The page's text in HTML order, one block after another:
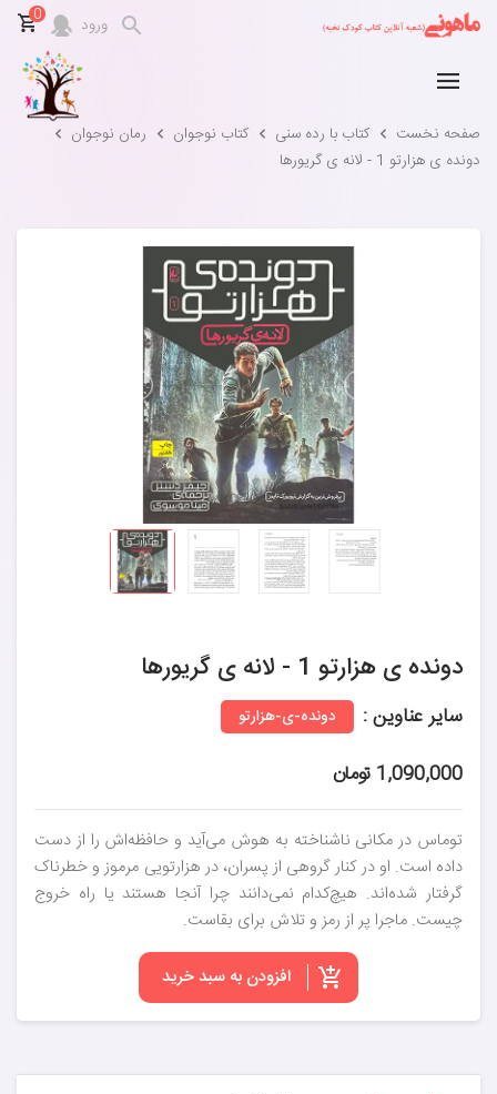
ورود 0
صفحه نخست کتاب با رده سنی کتاب نوجوان
رمان نوجوان
دونده ی هزارتو 1 - لانه ی گریورها
دونده ی هزارتو 1 - لانه ی گریورها
سایر عناوین : دونده-ی-هزارتو
1,090,000 تومان
توماس در مکانی ناشناخته به هوش می‌آید و حافظه‌اش را از دست
داده است. او در کنار گروهی از پسران، در هزارتویی مرموز و خطرناک
گرفتار شده‌اند. هیچ‌کدام نمی‌دانند چرا آنجا هستند یا راه خروج
چیست. ماجرا پر از رمز و تلاش برای بقاست.
افزودن به سبد خرید